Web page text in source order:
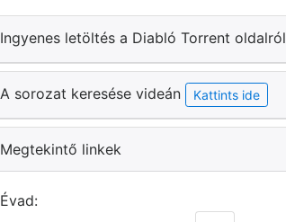
Ingyenes letöltés a Diabló Torrent oldalról
A sorozat keresése videán Kattints ide
Megtekintő linkek
Évad: